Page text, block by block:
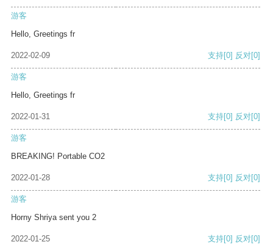
游客
Hello, Greetings fr
2022-02-09 支持[0] 反对[0]
游客
Hello, Greetings fr
2022-01-31 支持[0] 反对[0]
游客
BREAKING! Portable CO2
2022-01-28 支持[0] 反对[0]
游客
Horny Shriya sent you 2
2022-01-25 支持[0] 反对[0]